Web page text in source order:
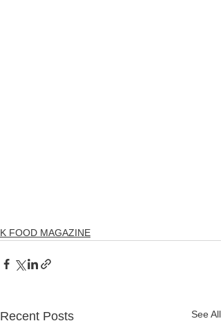
K FOOD MAGAZINE
Recent Posts See All